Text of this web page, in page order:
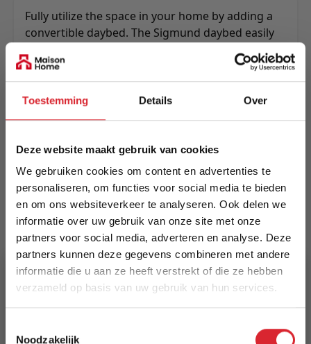
Toestemming Details Over
Deze website maakt gebruik van cookies
We gebruiken cookies om content en advertenties te
personaliseren, om functies voor social media te bieden
en om ons websiteverkeer te analyseren. Ook delen we
informatie over uw gebruik van onze site met onze
partners voor social media, adverteren en analyse. Deze
partners kunnen deze gegevens combineren met andere
informatie die u aan ze heeft verstrekt of die ze hebben
verzameld op basis van uw gebruik van hun services.
Noodzakelijk
Fully utilize the space in your home by adding a
convertible daybed. The Sigmund daybed easily
transforms from single bed to two separate
single beds or one double bed.
Meer informatie
Merk
Innovation Living
EAN
5700110946605
Prijs
€ 1.548,00
Levertijd